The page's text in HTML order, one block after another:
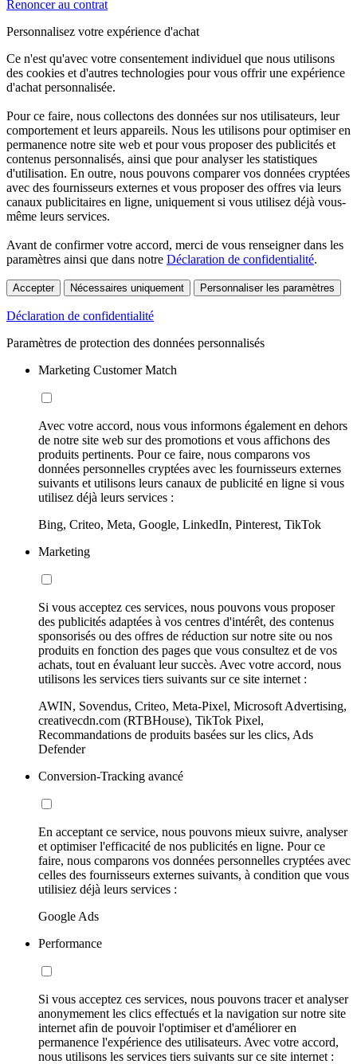
Renoncer au contrat
Personnalisez votre expérience d'achat
Ce n'est qu'avec votre consentement individuel que nous utilisons
des cookies et d'autres technologies pour vous offrir une expérience
d'achat personnalisée.
Pour ce faire, nous collectons des données sur nos utilisateurs, leur
comportement et leurs appareils. Nous les utilisons pour optimiser en
permanence notre site web et pour vous proposer des publicités et
contenus personnalisés, ainsi que pour analyser les statistiques
d'utilisation. En outre, nous pouvons comparer vos données cryptées
avec des fournisseurs externes et vous proposer des offres via leurs
canaux publicitaires en ligne, uniquement si vous utilisez déjà vous-
même leurs services.
Avant de confirmer votre accord, merci de vous renseigner dans les
paramètres ainsi que dans notre Déclaration de confidentialité.
Accepter Nécessaires uniquement Personnaliser les paramètres
Déclaration de confidentialité
Paramètres de protection des données personnalisés
Marketing Customer Match
Avec votre accord, nous vous informons également en dehors
de notre site web sur des promotions et vous affichons des
produits pertinents. Pour ce faire, nous comparons vos
données personnelles cryptées avec les fournisseurs externes
suivants et utilisons leurs canaux de publicité en ligne si vous
utilisez déjà leurs services :
Bing, Criteo, Meta, Google, LinkedIn, Pinterest, TikTok
Marketing
Si vous acceptez ces services, nous pouvons vous proposer
des publicités adaptées à vos centres d'intérêt, des contenus
sponsorisés ou des offres de réduction sur notre site ou nos
produits en fonction des pages que vous consultez et de vos
achats, tout en évaluant leur succès. Avec votre accord, nous
utilisons les services tiers suivants sur ce site internet :
AWIN, Sovendus, Criteo, Meta-Pixel, Microsoft Advertising,
creativecdn.com (RTBHouse), TikTok Pixel,
Recommandations de produits basées sur les clics, Ads
Defender
Conversion-Tracking avancé
En acceptant ce service, nous pouvons mieux suivre, analyser
et optimiser l'efficacité de nos publicités en ligne. Pour ce
faire, nous comparons vos données personnelles cryptées avec
celles des fournisseurs externes suivants, à condition que vous
utilisiez déjà leurs services :
Google Ads
Performance
Si vous acceptez ces services, nous pouvons tracer et analyser
anonymement les clics effectués et la navigation sur notre site
internet afin de pouvoir l'optimiser et d'améliorer en
permanence l'expérience des utilisateurs. Avec votre accord,
nous utilisons les services tiers suivants sur ce site internet :